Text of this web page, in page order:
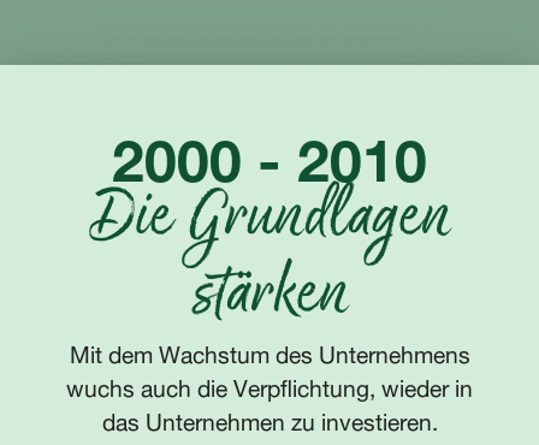
2000 - 2010
Die Grundlagen
stärken
Mit dem Wachstum des Unternehmens
wuchs auch die Verpflichtung, wieder in
das Unternehmen zu investieren.